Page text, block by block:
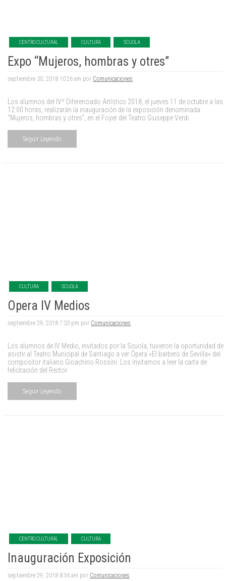
CENTRO CULTURAL CULTURA SCUOLA
Expo “Mujeros, hombras y otres”
septiembre 30, 2018 10:26 am por Comunicaciones.
Los alumnos del IVº Diferenciado Artístico 2018, el jueves 11 de octubre a las
12:00 horas, realizarán la inauguración de la exposición denominada:
“Mujeros, hombras y otres”, en el Foyer del Teatro Giuseppe Verdi.
Seguir Leyendo
CULTURA SCUOLA
Opera IV Medios
septiembre 29, 2018 7:33 pm por Comunicaciones.
Los alumnos de IV Medio, invitados por la Scuola, tuvieron la oportunidad de
asistir al Teatro Municipal de Santiago a ver Ópera «El barbero de Sevilla» del
compositor italiano Gioachino Rossini. Los invitamos a leer la carta de
felicitación del Rector.
Seguir Leyendo
CENTRO CULTURAL CULTURA
Inauguración Exposición
septiembre 29, 2018 8:54 am por Comunicaciones.